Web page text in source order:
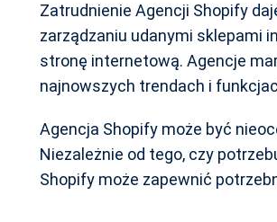
Zatrudnienie Agencji Shopify
zarządzaniu udanymi sklepami
stronę internetową. Agencje
najnowszych trendach i
Agencja Shopify może być
Niezależnie od tego, czy
Shopify może zapewnić